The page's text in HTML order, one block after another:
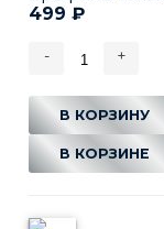
499 ₽
- +
В КОРЗИНУ
В КОРЗИНЕ